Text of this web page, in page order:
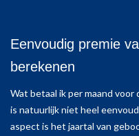
Eenvoudig premie
berekenen
Wat betaal ik per maand voor
is natuurlijk niet heel
aspect is het jaartal van